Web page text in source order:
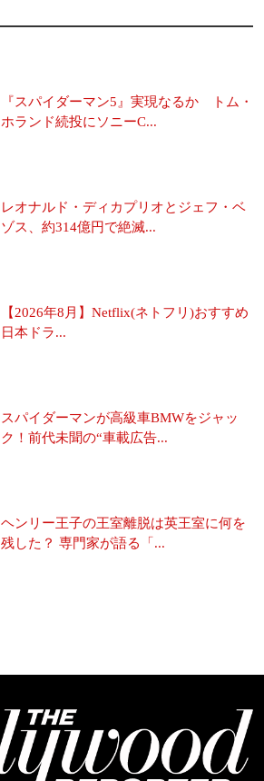
『スパイダーマン5』実現なるか トム・
ホランド続投にソニーC...
レオナルド・ディカプリオとジェフ・ベ
ゾス、約314億円で絶滅...
【2026年8月】Netflix(ネトフリ)おすすめ
日本ドラ...
スパイダーマンが高級車BMWをジャッ
ク！前代未聞の“車載広告...
ヘンリー王子の王室離脱は英王室に何を
残した？ 専門家が語る「...